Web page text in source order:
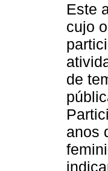
Este
cujo
de
anos